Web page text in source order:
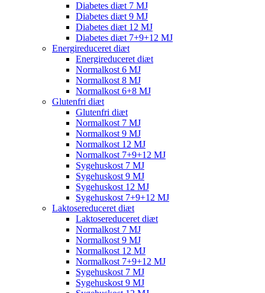
Diabetes diæt 7 MJ
Diabetes diæt 9 MJ
Diabetes diæt 12 MJ
Diabetes diæt 7+9+12 MJ
Energireduceret diæt
Energireduceret diæt
Normalkost 6 MJ
Normalkost 8 MJ
Normalkost 6+8 MJ
Glutenfri diæt
Glutenfri diæt
Normalkost 7 MJ
Normalkost 9 MJ
Normalkost 12 MJ
Normalkost 7+9+12 MJ
Sygehuskost 7 MJ
Sygehuskost 9 MJ
Sygehuskost 12 MJ
Sygehuskost 7+9+12 MJ
Laktosereduceret diæt
Laktosereduceret diæt
Normalkost 7 MJ
Normalkost 9 MJ
Normalkost 12 MJ
Normalkost 7+9+12 MJ
Sygehuskost 7 MJ
Sygehuskost 9 MJ